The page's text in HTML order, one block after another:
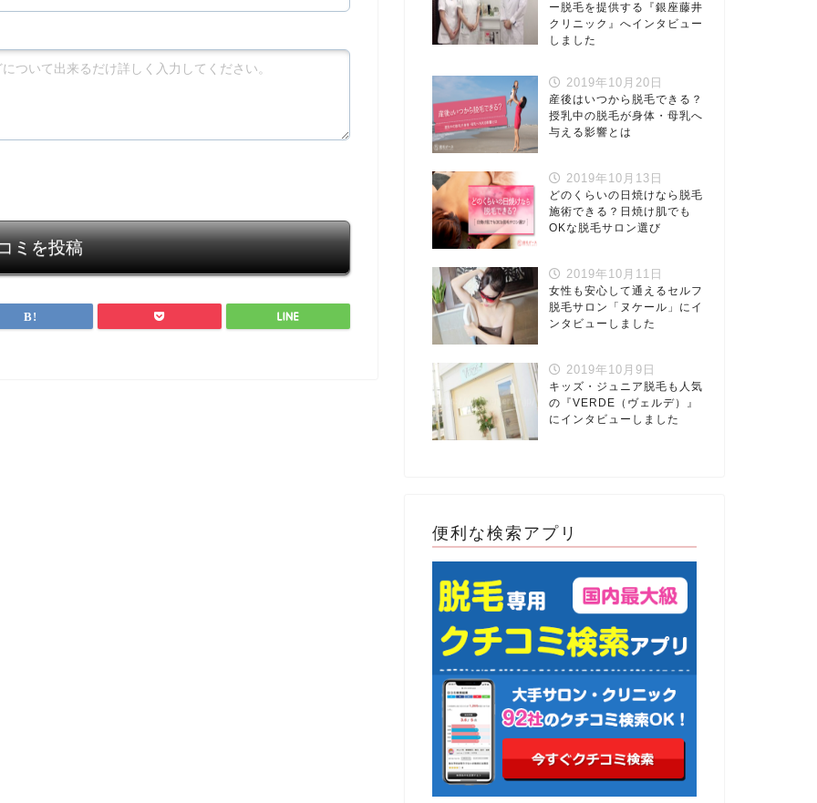
ミを投稿
ー脱毛を提供する『銀座藤井
クリニック』へインタビュー
しました
2019年10月20日
産後はいつから脱毛できる？
授乳中の脱毛が身体・母乳へ
与える影響とは
2019年10月13日
どのくらいの日焼けなら脱毛
施術できる？日焼け肌でも
OKな脱毛サロン選び
2019年10月11日
女性も安心して通えるセルフ
脱毛サロン「ヌケール」にイ
ンタビューしました
2019年10月9日
キッズ・ジュニア脱毛も人気
の『VERDE（ヴェルデ）』
にインタビューしました
便利な検索アプリ